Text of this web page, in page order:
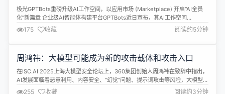
AI 全员化”新篇章
极光GPTBots重磅升级AI工作空间，以应用市场 (Marketplace) 开启“AI全员
化”新篇章 企业级AI智能体构建平台GPTBots近日宣布，其AI工作空间
（Workspace）完成重磅升级，并同步推出全新的应用市场
（Marketplace）。此次升级标志着GPTBots从一个专业的AI开发工具，战略
性地演变为一个“人人可用”的企业级AI生产力平...
175 收藏 阅读约5分钟
周鸿祎：大模型可能成为新的攻击载体和攻击入口
在ISC.AI 2025上海大模型安全论坛上，360集团创始人周鸿祎在致辞中指出，
AI发展面临着恶意利用、内容安全、“幻觉”问题、提示词攻击等风险，大模型既
是生产力工具，也可能成为新的攻击载体和攻击入口，政府和企业的数据资
255 收藏 阅读约3分钟